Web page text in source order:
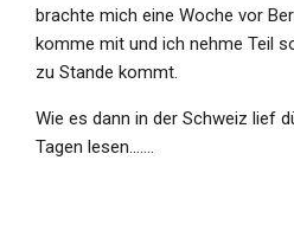
brachte mich eine Woche vor
komme mit und ich nehme Teil
zu Stande kommt.
Wie es dann in der Schweiz lief
Tagen lesen…….